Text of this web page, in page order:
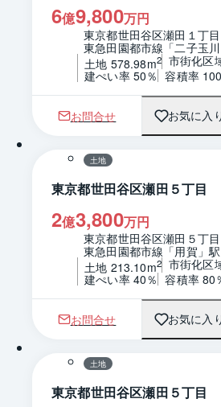
6億9,800万円
東京都世田谷区瀬田１丁目
東急田園都市線「二子玉
土地 578.98m2 市街化区
建ぺい率 50％ 容積率
お問合せ お気に入
1 / 0
土地
東京都世田谷区瀬田５丁目
2億3,800万円
東京都世田谷区瀬田５丁目
東急田園都市線「用賀」
土地 213.10m2 市街化区
建ぺい率 40％ 容積率 80
お問合せ お気に入
1 / 0
土地
東京都世田谷区瀬田５丁目